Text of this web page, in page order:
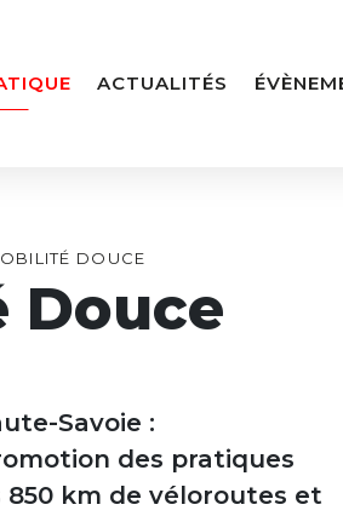
ACTUALITÉS
DOUCE
Douce
Savoie :
des pratiques
km de véloroutes et